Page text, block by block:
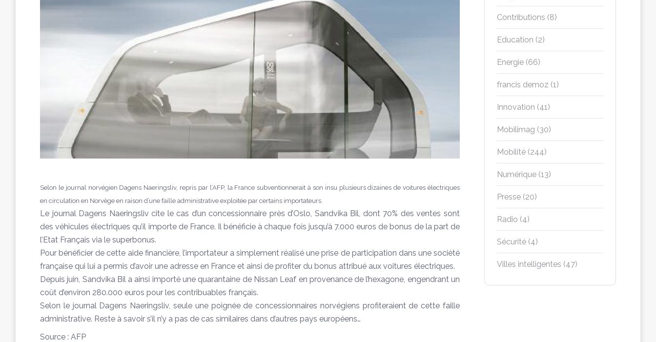
Selon le journal norvégien Dagens Naeringsliv, repris par l’AFP, la France subventionnerait à son insu plusieurs dizaines de voitures électriques
en circulation en Norvège en raison d’une faille administrative exploitée par certains importateurs.
Le journal Dagens Naeringsliv cite le cas d’un concessionnaire près d’Oslo, Sandvika Bil, dont 70% des ventes sont
des véhicules électriques qu’il importe de France. Il bénéficie à chaque fois jusqu’à 7.000 euros de bonus de la part de
l’Etat Français via le superbonus.
Pour bénéficier de cette aide financière, l’importateur a simplement réalisé une prise de participation dans une société
française qui lui a permis d’avoir une adresse en France et ainsi de profiter du bonus attribué aux voitures électriques.
Depuis juin, Sandvika Bil a ainsi importé une quarantaine de Nissan Leaf en provenance de l’hexagone, engendrant un
coût d’environ 280.000 euros pour les contribuables français.
Selon le journal Dagens Naeringsliv, seule une poignée de concessionnaires norvégiens profiteraient de cette faille
administrative. Reste à savoir s’il n’y a pas de cas similaires dans d’autres pays européens…
Source : AFP
Contributions (8)
Education (2)
Energie (66)
francis demoz (1)
Innovation (41)
Mobilimag (30)
Mobilité (244)
Numérique (13)
Presse (20)
Radio (4)
Sécurité (4)
Villes intelligentes (47)